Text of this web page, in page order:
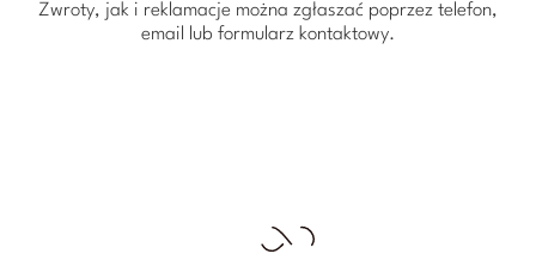
Zwroty, jak i reklamacje można zgłaszać poprzez telefon,
email lub formularz kontaktowy.